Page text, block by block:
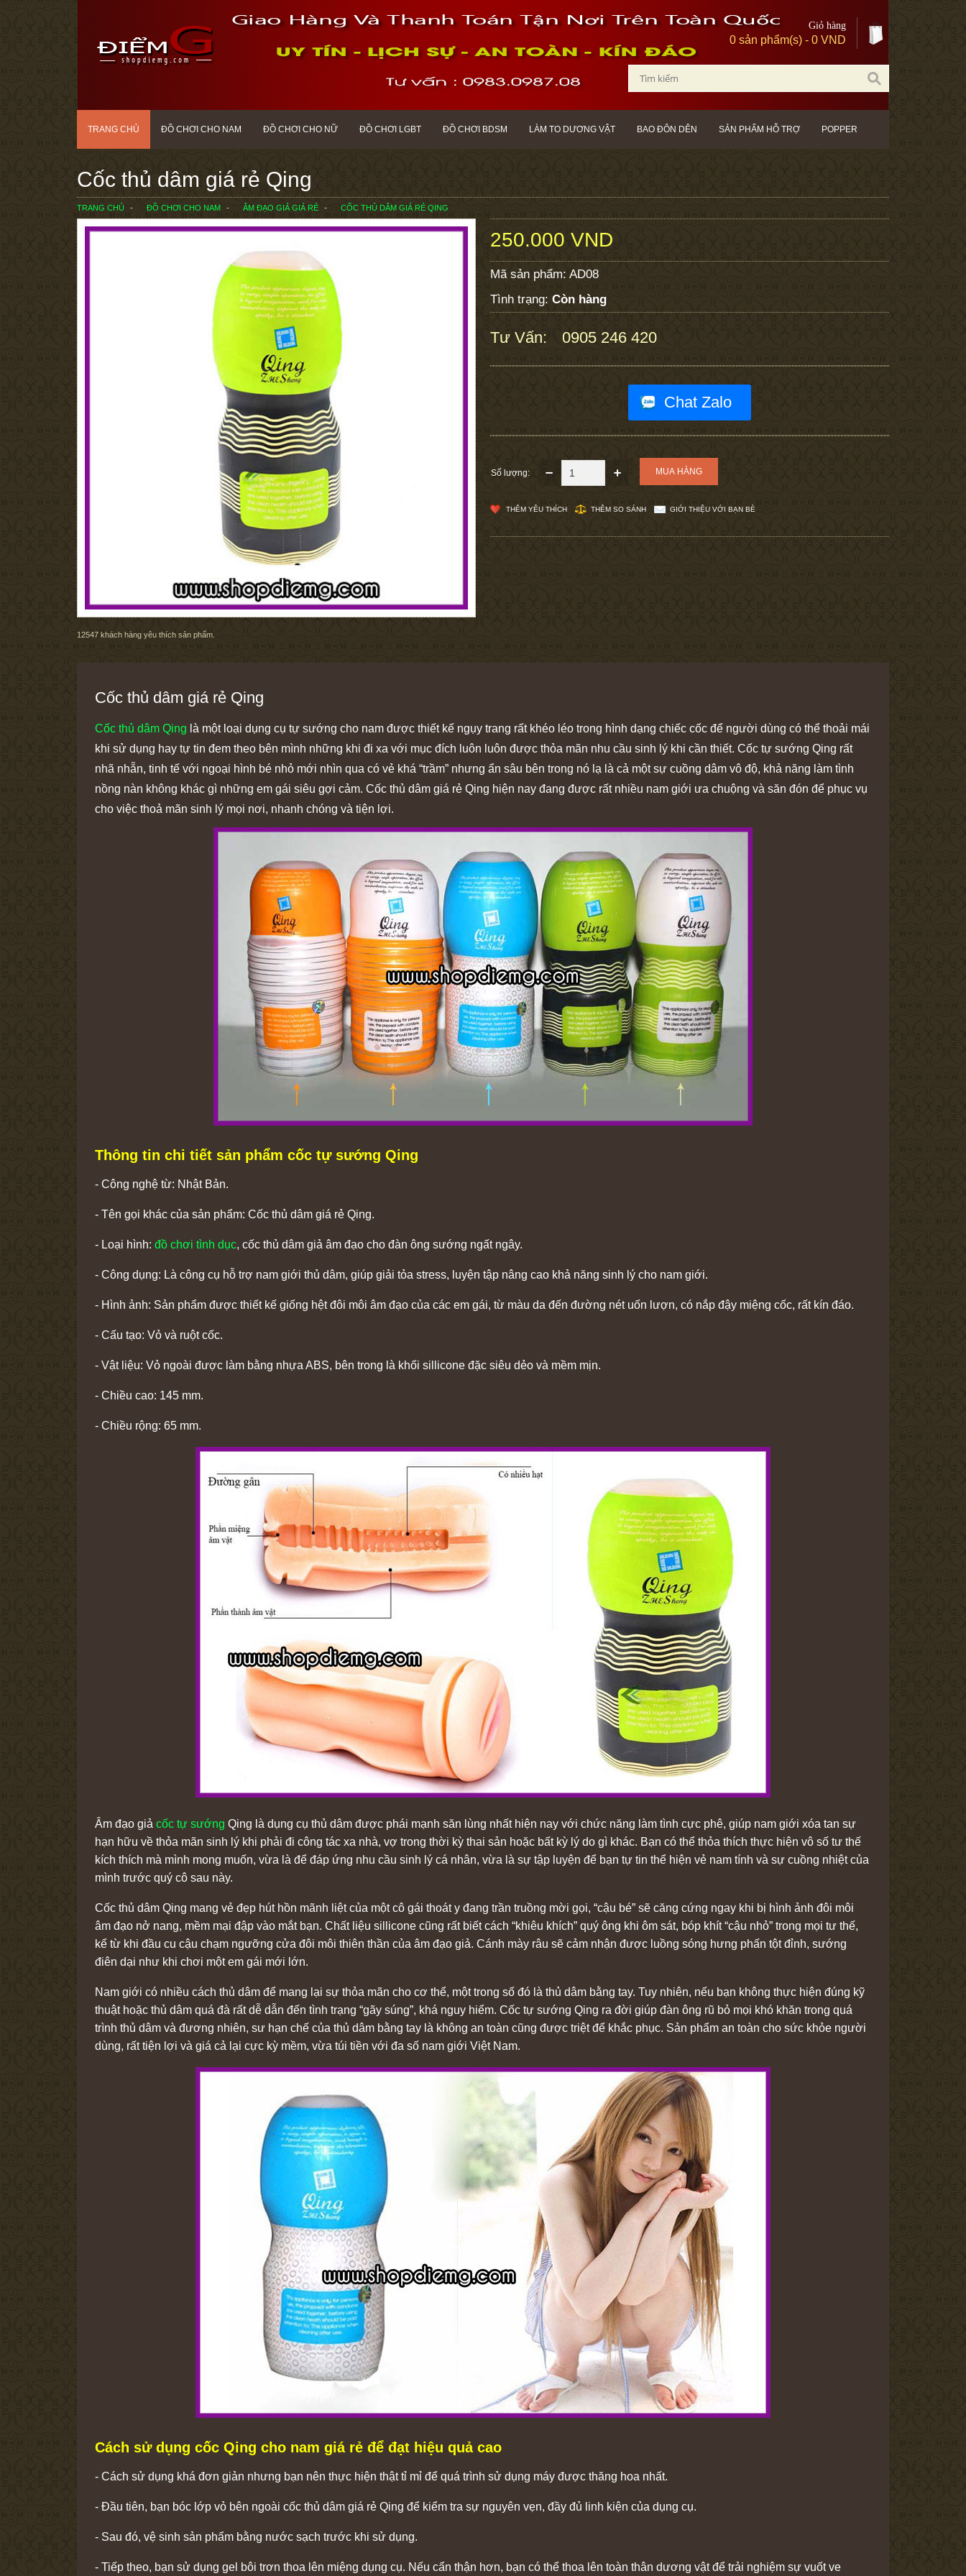
Giỏ hàng
0 sản phẩm(s) - 0 VND
TRANG CHỦ ĐỒ CHƠI CHO NAM ĐỒ CHƠI CHO NỮ ĐỒ CHƠI LGBT ĐỒ CHƠI BDSM LÀM TO DƯƠNG VẬT BAO ĐÔN DÊN SẢN PHẨM HỖ TRỢ POPPER
Cốc thủ dâm giá rẻ Qing
TRANG CHỦ ĐỒ CHƠI CHO NAM ÂM ĐẠO GIẢ GIÁ RẺ CỐC THỦ DÂM GIÁ RẺ QING
12547 khách hàng yêu thích sản phẩm.
250.000 VND
Mã sản phẩm: AD08
Tình trạng: Còn hàng
Tư Vấn: 0905 246 420
Chat Zalo
Số lượng:
THÊM YÊU THÍCH THÊM SO SÁNH GIỚI THIỆU VỚI BẠN BÈ
Cốc thủ dâm giá rẻ Qing
Cốc thủ dâm Qing là một loại dụng cụ tự sướng cho nam được thiết kế ngụy trang rất khéo léo trong hình dạng chiếc cốc để người dùng có thể thoải mái
khi sử dụng hay tự tin đem theo bên mình những khi đi xa với mục đích luôn luôn được thỏa mãn nhu cầu sinh lý khi cần thiết. Cốc tự sướng Qing rất
nhã nhẵn, tinh tế với ngoại hình bé nhỏ mới nhìn qua có vẻ khá “trầm” nhưng ẩn sâu bên trong nó lạ là cả một sự cuồng dâm vô độ, khả năng làm tình
nồng nàn không khác gì những em gái siêu gợi cảm. Cốc thủ dâm giá rẻ Qing hiện nay đang được rất nhiều nam giới ưa chuộng và săn đón để phục vụ
cho việc thoả mãn sinh lý mọi nơi, nhanh chóng và tiện lợi.
Thông tin chi tiết sản phẩm cốc tự sướng Qing
- Công nghệ từ: Nhật Bản.
- Tên gọi khác của sản phẩm: Cốc thủ dâm giá rẻ Qing.
- Loại hình: đồ chơi tình dục, cốc thủ dâm giả âm đạo cho đàn ông sướng ngất ngây.
- Công dụng: Là công cụ hỗ trợ nam giới thủ dâm, giúp giải tỏa stress, luyện tập nâng cao khả năng sinh lý cho nam giới.
- Hình ảnh: Sản phẩm được thiết kế giống hệt đôi môi âm đạo của các em gái, từ màu da đến đường nét uốn lượn, có nắp đậy miệng cốc, rất kín đáo.
- Cấu tạo: Vỏ và ruột cốc.
- Vật liệu: Vỏ ngoài được làm bằng nhựa ABS, bên trong là khối sillicone đặc siêu dẻo và mềm mịn.
- Chiều cao: 145 mm.
- Chiều rộng: 65 mm.
Âm đạo giả cốc tự sướng Qing là dụng cụ thủ dâm được phái mạnh săn lùng nhất hiện nay với chức năng làm tình cực phê, giúp nam giới xóa tan sự
hạn hữu về thỏa mãn sinh lý khi phải đi công tác xa nhà, vợ trong thời kỳ thai sản hoặc bất kỳ lý do gì khác. Bạn có thể thỏa thích thực hiện vô số tư thế
kích thích mà mình mong muốn, vừa là để đáp ứng nhu cầu sinh lý cá nhân, vừa là sự tập luyện để bạn tự tin thể hiện vẻ nam tính và sự cuồng nhiệt của
mình trước quý cô sau này.
Cốc thủ dâm Qing mang vẻ đẹp hút hồn mãnh liệt của một cô gái thoát y đang trần truồng mời gọi, “cậu bé” sẽ căng cứng ngay khi bị hình ảnh đôi môi
âm đạo nở nang, mềm mại đập vào mắt bạn. Chất liệu sillicone cũng rất biết cách “khiêu khích” quý ông khi ôm sát, bóp khít “cậu nhỏ” trong mọi tư thế,
kể từ khi đầu cu cậu chạm ngưỡng cửa đôi môi thiên thần của âm đạo giả. Cánh mày râu sẽ cảm nhận được luồng sóng hưng phấn tột đỉnh, sướng
điên dại như khi chơi một em gái mới lớn.
Nam giới có nhiều cách thủ dâm để mang lại sự thỏa mãn cho cơ thể, một trong số đó là thủ dâm bằng tay. Tuy nhiên, nếu bạn không thực hiện đúng kỹ
thuật hoặc thủ dâm quá đà rất dễ dẫn đến tình trạng “gãy súng”, khá nguy hiểm. Cốc tự sướng Qing ra đời giúp đàn ông rũ bỏ mọi khó khăn trong quá
trình thủ dâm và đương nhiên, sư hạn chế của thủ dâm bằng tay là không an toàn cũng được triệt để khắc phục. Sản phẩm an toàn cho sức khỏe người
dùng, rất tiện lợi và giá cả lại cực kỳ mềm, vừa túi tiền với đa số nam giới Việt Nam.
Cách sử dụng cốc Qing cho nam giá rẻ để đạt hiệu quả cao
- Cách sử dụng khá đơn giản nhưng bạn nên thực hiện thật tỉ mỉ để quá trình sử dụng máy được thăng hoa nhất.
- Đầu tiên, bạn bóc lớp vỏ bên ngoài cốc thủ dâm giá rẻ Qing để kiểm tra sự nguyên vẹn, đầy đủ linh kiện của dụng cụ.
- Sau đó, vệ sinh sản phẩm bằng nước sạch trước khi sử dụng.
- Tiếp theo, bạn sử dụng gel bôi trơn thoa lên miệng dụng cụ. Nếu cẩn thận hơn, bạn có thể thoa lên toàn thân dương vật để trải nghiệm sự vuốt ve